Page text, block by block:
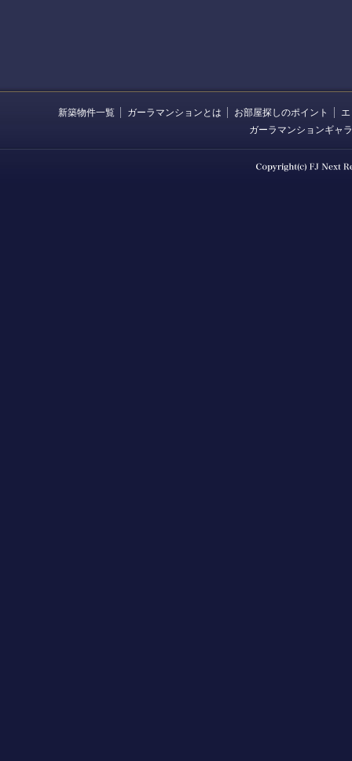
新築物件一覧 ガーラマンションとは お部屋探しのポイント
ガーラマンションギャ